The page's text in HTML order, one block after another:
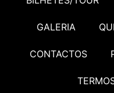
GALERIA
CONTACTOS